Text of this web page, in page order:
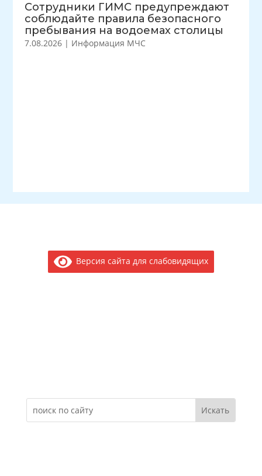
Сотрудники ГИМС предупреждают
соблюдайте правила безопасного
пребывания на водоемах столицы
7.08.2026 | Информация МЧС
Версия сайта для слабовидящих